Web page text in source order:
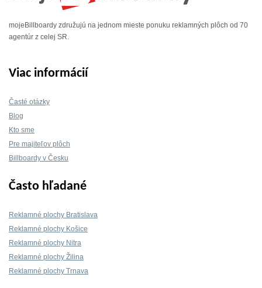
mojeBillboardy združujú na jednom mieste ponuku reklamných plôch od 70
agentúr z celej SR.
Viac informácií
Časté otázky
Blog
Kto sme
Pre majiteľov plôch
Billboardy v Česku
Často hľadané
Reklamné plochy Bratislava
Reklamné plochy Košice
Reklamné plochy Nitra
Reklamné plochy Žilina
Reklamné plochy Trnava